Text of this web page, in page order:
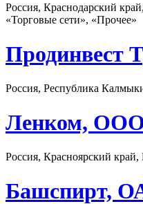
Россия, Краснодарский
«Торговые сети», «Прочее»
Продинвест
Россия, Республика
Ленком,
Россия, Красноярский
Башспирт,